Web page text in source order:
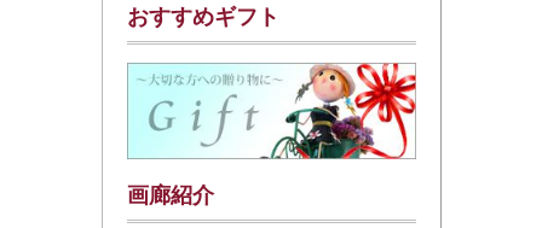
おすすめギフト
画廊紹介